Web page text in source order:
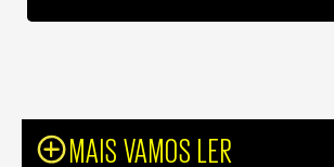
MAIS VAMOS LER